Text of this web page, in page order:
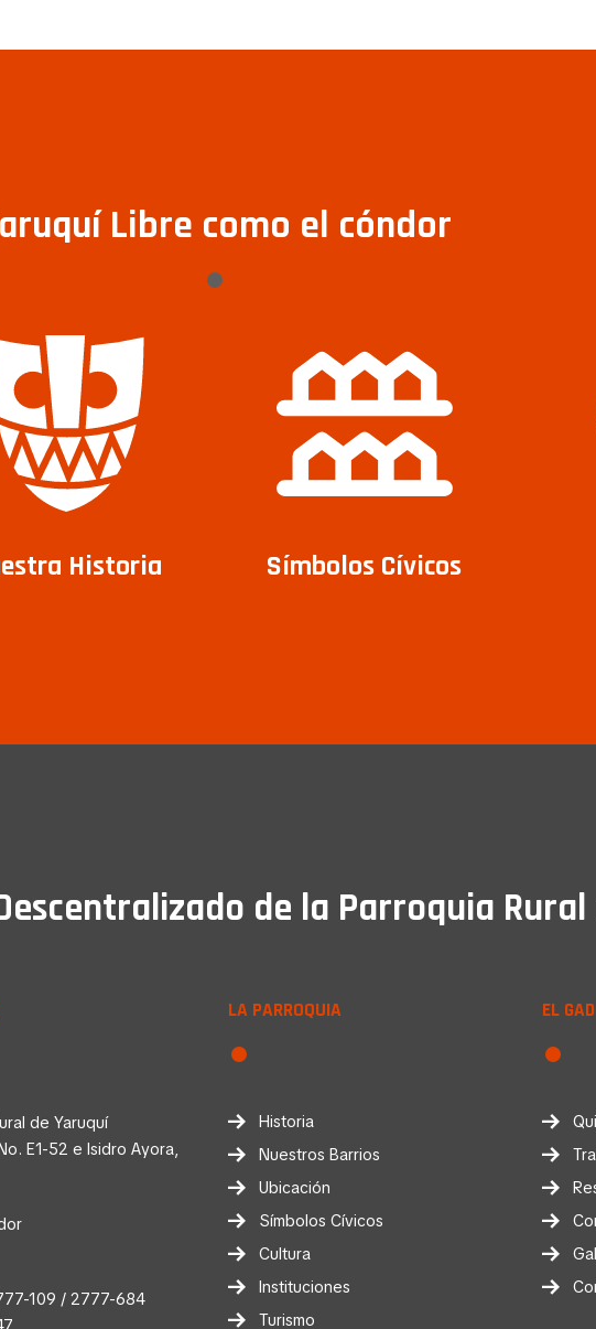
Libre como el cóndor
Historia Símbolos Cívicos
de la Parroquia
de Yaruquí
E1-52 e Isidro Ayora,
109 / 2777-684
LA PARROQUIA
Historia
Nuestros Barrios
Ubicación
Símbolos Cívicos
Cultura
Instituciones
Turismo
EL GAD